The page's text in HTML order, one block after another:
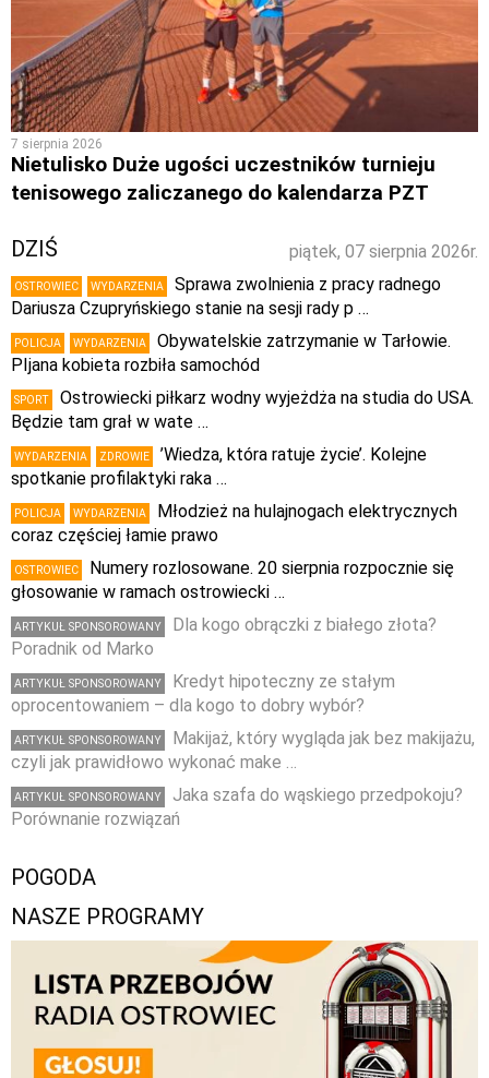
7 sierpnia 2026
Nietulisko Duże ugości uczestników turnieju
tenisowego zaliczanego do kalendarza PZT
piątek, 07 sierpnia 2026r.
DZIŚ
OSTROWIEC WYDARZENIA
Sprawa zwolnienia z pracy radnego
Dariusza Czupryńskiego stanie na sesji rady p …
POLICJA WYDARZENIA
Obywatelskie zatrzymanie w Tarłowie.
PIjana kobieta rozbiła samochód
SPORT
Ostrowiecki piłkarz wodny wyjeżdża na studia do USA.
Będzie tam grał w wate …
WYDARZENIA ZDROWIE
’Wiedza, która ratuje życie’. Kolejne
spotkanie profilaktyki raka …
POLICJA WYDARZENIA
Młodzież na hulajnogach elektrycznych
coraz częściej łamie prawo
OSTROWIEC
Numery rozlosowane. 20 sierpnia rozpocznie się
głosowanie w ramach ostrowiecki …
ARTYKUŁ SPONSOROWANY
Dla kogo obrączki z białego złota?
Poradnik od Marko
ARTYKUŁ SPONSOROWANY
Kredyt hipoteczny ze stałym
oprocentowaniem – dla kogo to dobry wybór?
ARTYKUŁ SPONSOROWANY
Makijaż, który wygląda jak bez makijażu,
czyli jak prawidłowo wykonać make …
ARTYKUŁ SPONSOROWANY
Jaka szafa do wąskiego przedpokoju?
Porównanie rozwiązań
POGODA
NASZE PROGRAMY